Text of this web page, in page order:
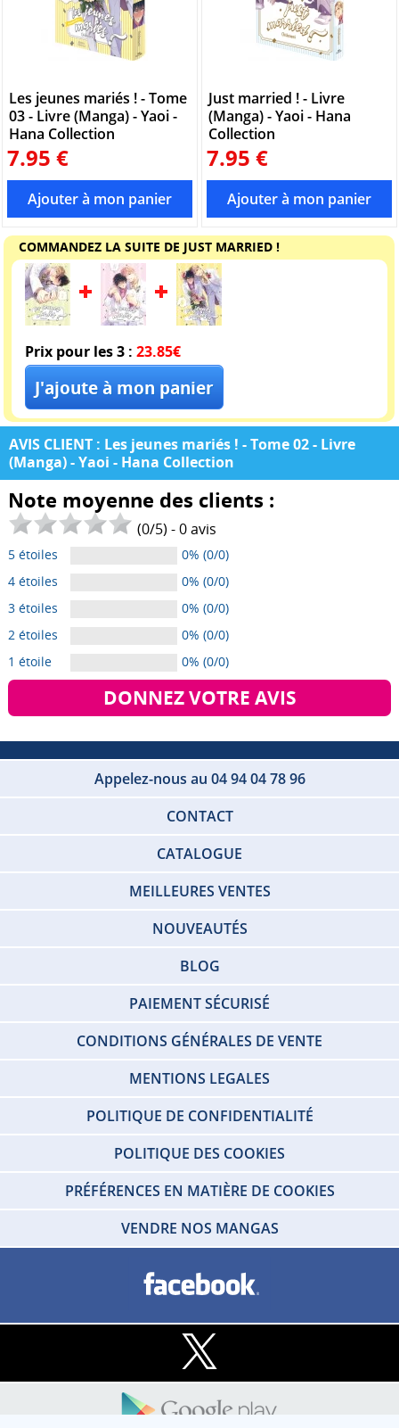
Les jeunes mariés ! - Tome
03 - Livre (Manga) - Yaoi -
Hana Collection
7.95 €
Just married ! - Livre
(Manga) - Yaoi - Hana
Collection
7.95 €
COMMANDEZ LA SUITE DE JUST MARRIED !
Prix pour les 3 : 23.85€
AVIS CLIENT : Les jeunes mariés ! - Tome 02 - Livre
(Manga) - Yaoi - Hana Collection
Note moyenne des clients :
(0/5) -0avis
5 étoiles
0% (0/0)
4 étoiles
0% (0/0)
3 étoiles
0% (0/0)
2 étoiles
0% (0/0)
1 étoile
0% (0/0)
DONNEZ VOTRE AVIS
Appelez-nous au 04 94 04 78 96
CONTACT
CATALOGUE
MEILLEURES VENTES
NOUVEAUTÉS
BLOG
PAIEMENT SÉCURISÉ
CONDITIONS GÉNÉRALES DE VENTE
MENTIONS LEGALES
POLITIQUE DE CONFIDENTIALITÉ
POLITIQUE DES COOKIES
PRÉFÉRENCES EN MATIÈRE DE COOKIES
VENDRE NOS MANGAS